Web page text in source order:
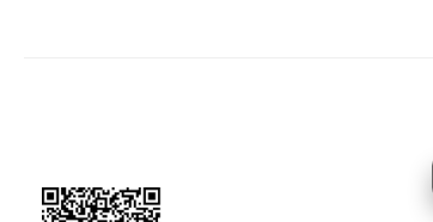
Ürün fiyatı diğer sitelerden daha pahalı.